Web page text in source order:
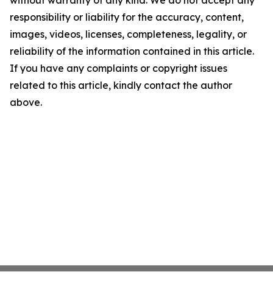
responsibility or liability for the accuracy, content,
images, videos, licenses, completeness, legality, or
reliability of the information contained in this article.
If you have any complaints or copyright issues
related to this article, kindly contact the author
above.